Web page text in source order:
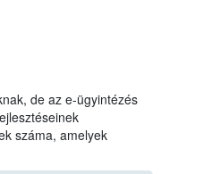
de az e-ügyintézés
száma, amelyek